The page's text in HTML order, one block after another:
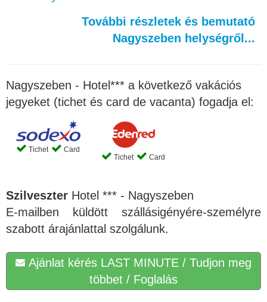
További részletek és bemutató
Nagyszeben helységről...
Nagyszeben - Hotel*** a következő vakációs
jegyeket (tichet és card de vacanta) fogadja el:
Tichet
Card
Tichet
Card
Szilveszter Hotel *** - Nagyszeben
E-mailben küldött szállásigényére-személyre
szabott árajánlattal szolgálunk.
Ajánlat kérés LAST MINUTE / Tudjon meg
többet / Foglalás